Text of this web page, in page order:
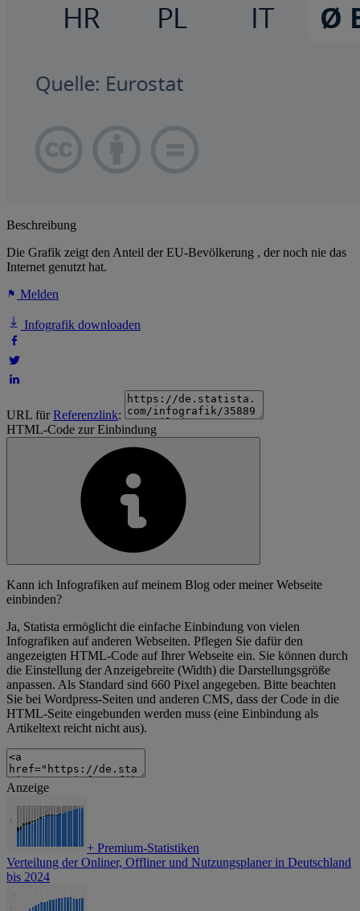
Beschreibung
Die Grafik zeigt den Anteil der EU-Bevölkerung , der noch nie das
Internet genutzt hat.
Melden
Infografik downloaden
URL fürReferenzlink:
HTML-Code zur Einbindung
Kann ich Infografiken auf meinem Blog oder meiner Webseite
einbinden?
Ja, Statista ermöglicht die einfache Einbindung von vielen
Infografiken auf anderen Webseiten. Pflegen Sie dafür den
angezeigten HTML-Code auf Ihrer Webseite ein. Sie können durch
die Einstellung der Anzeigebreite (Width) die Darstellungsgröße
anpassen. Als Standard sind 660 Pixel angegeben. Bitte beachten
Sie bei Wordpress-Seiten und anderen CMS, dass der Code in die
HTML-Seite eingebunden werden muss (eine Einbindung als
Artikeltext reicht nicht aus).
Anzeige
+ Premium-Statistiken
Verteilung der Onliner, Offliner und Nutzungsplaner in Deutschland
bis 2024